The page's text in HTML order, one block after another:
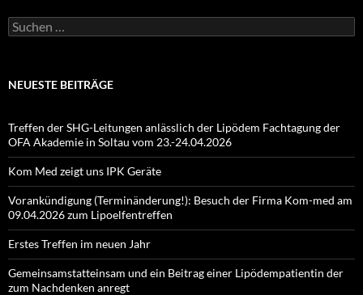
Suchen
nach:
NEUESTE BEITRÄGE
Treffen der SHG-Leitungen anlässlich der Lipödem Fachtagung der
OFA Akademie in Soltau vom 23.-24.04.2026
Kom Med zeigt uns IPK Geräte
Vorankündigung (Terminänderung!): Besuch der Firma Kom-med am
09.04.2026 zum Lipoelfentreffen
Erstes Treffen im neuen Jahr
Gemeinsamstatteinsam und ein Beitrag einer Lipödempatientin der
zum Nachdenken anregt